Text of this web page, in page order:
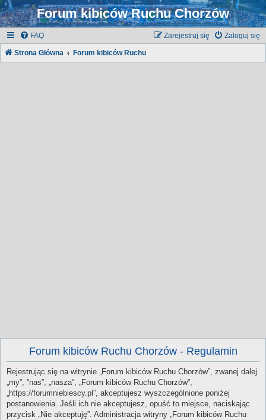
Forum kibiców Ruchu Chorzów
FAQ Zaloguj się
Zarejestruj się
Strona Główna Forum kibiców Ruchu
Forum kibiców Ruchu Chorzów - Regulamin
Rejestrując się na witrynie „Forum kibiców Ruchu Chorzów”, zwanej dalej
„my”, ”nas”, „nasza”, „Forum kibiców Ruchu Chorzów”,
„https://forumniebiescy.pl”, akceptujesz wyszczególnione poniżej
postanowienia. Jeśli ich nie akceptujesz, opuść to miejsce, naciskając
przycisk „Nie akceptuję”. Administracja witryny „Forum kibiców Ruchu